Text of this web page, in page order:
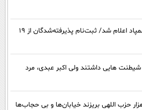
نتایج آزمون مدارس سمپاد اعلام شد/ ثبت‌نام پذیرفته‌شدگان از ۱۹
هایی داشتند ولی اکبر عبدی، مرد
افاضات خرازی: ۵۰ هزار حزب اللهی بریزند خیابان‌ها و بی حجاب‌ها